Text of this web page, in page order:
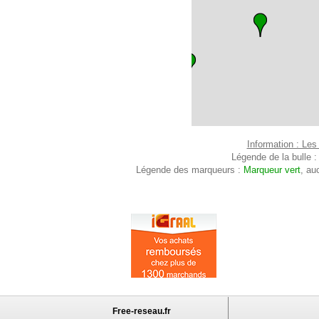
Information :
Légende de la bulle :
Légende des marqueurs : Marqueur vert,
Free-reseau.fr